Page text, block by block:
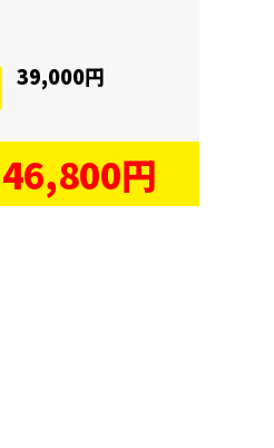
39,000円
46,800円